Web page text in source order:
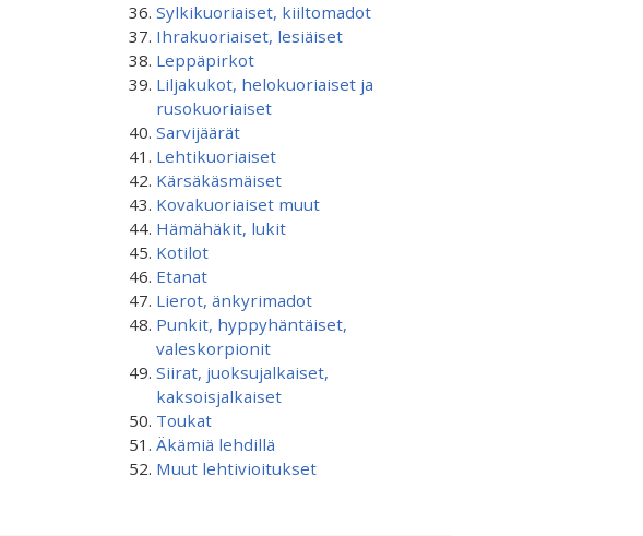
Sylkikuoriaiset, kiiltomadot
Ihrakuoriaiset, lesiäiset
Leppäpirkot
Liljakukot, helokuoriaiset ja
rusokuoriaiset
Sarvijäärät
Lehtikuoriaiset
Kärsäkäsmäiset
Kovakuoriaiset muut
Hämähäkit, lukit
Kotilot
Etanat
Lierot, änkyrimadot
Punkit, hyppyhäntäiset,
valeskorpionit
Siirat, juoksujalkaiset,
kaksoisjalkaiset
Toukat
Äkämiä lehdillä
Muut lehtivioitukset